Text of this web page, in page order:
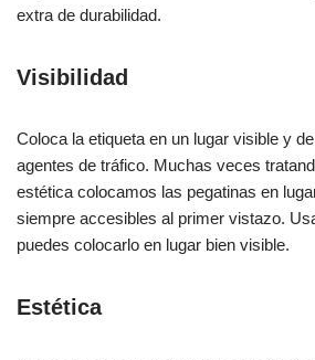
extra de durabilidad.
Visibilidad
Coloca la etiqueta en un lugar visible y
agentes de tráfico. Muchas veces
estética colocamos las pegatinas en
siempre accesibles al primer vistazo.
puedes colocarlo en lugar bien visible.
Estética